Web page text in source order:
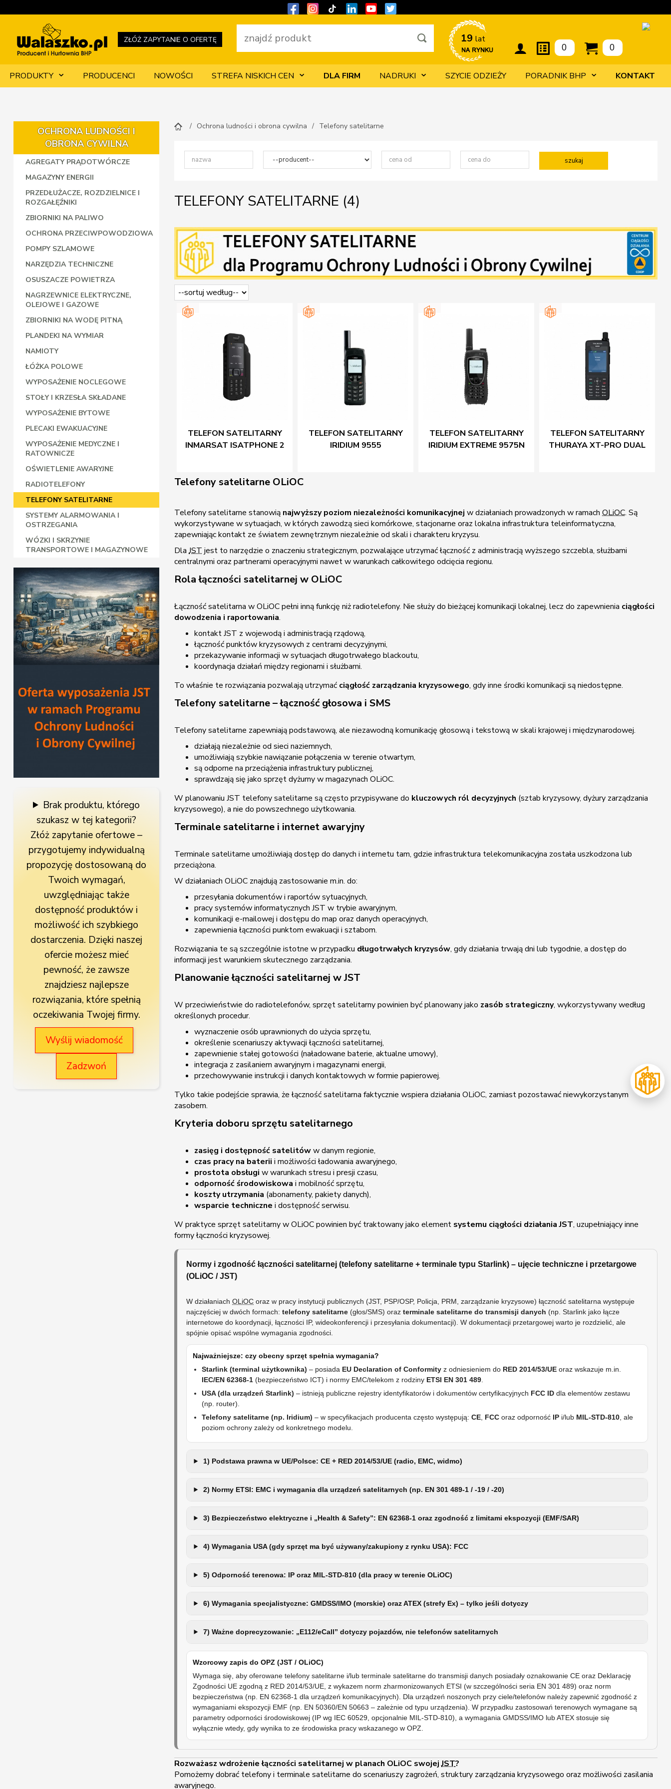
ZŁÓŻ ZAPYTANIE O OFERTĘ 19 lat
0 0
PRODUKTY PRODUCENCI NOWOŚCI STREFA NISKICH CEN DLA FIRM NADRUKI SZYCIE ODZIEŻY PORADNIK BHP KONTAKT
OCHRONA LUDNOŚCI I
OBRONA CYWILNA
AGREGATY PRĄDOTWÓRCZE
MAGAZYNY ENERGII
PRZEDŁUŻACZE, ROZDZIELNICE I
ROZGAŁĘŹNIKI
ZBIORNIKI NA PALIWO
OCHRONA PRZECIWPOWODZIOWA
POMPY SZLAMOWE
NARZĘDZIA TECHNICZNE
OSUSZACZE POWIETRZA
NAGRZEWNICE ELEKTRYCZNE,
OLEJOWE I GAZOWE
ZBIORNIKI NA WODĘ PITNĄ
PLANDEKI NA WYMIAR
NAMIOTY
ŁÓŻKA POLOWE
WYPOSAŻENIE NOCLEGOWE
STOŁY I KRZESŁA SKŁADANE
WYPOSAŻENIE BYTOWE
PLECAKI EWAKUACYJNE
WYPOSAŻENIE MEDYCZNE I
RATOWNICZE
OŚWIETLENIE AWARYJNE
RADIOTELEFONY
TELEFONY SATELITARNE
SYSTEMY ALARMOWANIA I
OSTRZEGANIA
WÓZKI I SKRZYNIE
TRANSPORTOWE I MAGAZYNOWE
Brak produktu, którego
szukasz w tej kategorii?
Złóż zapytanie ofertowe –
przygotujemy indywidualną
propozycję dostosowaną do
Twoich wymagań,
uwzględniając także
dostępność produktów i
możliwość ich szybkiego
dostarczenia. Dzięki naszej
ofercie możesz mieć
pewność, że zawsze
znajdziesz najlepsze
rozwiązania, które spełnią
oczekiwania Twojej firmy.
Wyślij wiadomość
Zadzwoń
Ochrona ludności i obrona cywilna Telefony satelitarne
TELEFONY SATELITARNE (4)
TELEFON SATELITARNY
INMARSAT ISATPHONE 2
TELEFON SATELITARNY
IRIDIUM 9555
TELEFON SATELITARNY
IRIDIUM EXTREME 9575N
TELEFON SATELITARNY
THURAYA XT-PRO DUAL
Telefony satelitarne OLiOC
Telefony satelitarne stanowią najwyższy poziom niezależności komunikacyjnej w działaniach prowadzonych w ramachOLiOC. Są
wykorzystywane w sytuacjach, w których zawodzą sieci komórkowe, stacjonarne oraz lokalna infrastruktura teleinformatyczna,
zapewniając kontakt ze światem zewnętrznym niezależnie od skali i charakteru kryzysu.
DlaJST jest to narzędzie o znaczeniu strategicznym, pozwalające utrzymać łączność z administracją wyższego szczebla, służbami
centralnymi oraz partnerami operacyjnymi nawet w warunkach całkowitego odcięcia regionu.
Rola łączności satelitarnej w OLiOC
Łączność satelitarna w OLiOC pełni inną funkcję niż radiotelefony. Nie służy do bieżącej komunikacji lokalnej, lecz do zapewnienia ciągłości
dowodzenia i raportowania.
kontakt JST z wojewodą i administracją rządową,
łączność punktów kryzysowych z centrami decyzyjnymi,
przekazywanie informacji w sytuacjach długotrwałego blackoutu,
koordynacja działań między regionami i służbami.
To właśnie te rozwiązania pozwalają utrzymać ciągłość zarządzania kryzysowego, gdy inne środki komunikacji są niedostępne.
Telefony satelitarne – łączność głosowa i SMS
Telefony satelitarne zapewniają podstawową, ale niezawodną komunikację głosową i tekstową w skali krajowej i międzynarodowej.
działają niezależnie od sieci naziemnych,
umożliwiają szybkie nawiązanie połączenia w terenie otwartym,
są odporne na przeciążenia infrastruktury publicznej,
sprawdzają się jako sprzęt dyżurny w magazynach OLiOC.
W planowaniu JST telefony satelitarne są często przypisywane do kluczowych ról decyzyjnych (sztab kryzysowy, dyżury zarządzania
kryzysowego), a nie do powszechnego użytkowania.
Terminale satelitarne i internet awaryjny
Terminale satelitarne umożliwiają dostęp do danych i internetu tam, gdzie infrastruktura telekomunikacyjna została uszkodzona lub
przeciążona.
W działaniach OLiOC znajdują zastosowanie m.in. do:
przesyłania dokumentów i raportów sytuacyjnych,
pracy systemów informatycznych JST w trybie awaryjnym,
komunikacji e-mailowej i dostępu do map oraz danych operacyjnych,
zapewnienia łączności punktom ewakuacji i sztabom.
Rozwiązania te są szczególnie istotne w przypadku długotrwałych kryzysów, gdy działania trwają dni lub tygodnie, a dostęp do
informacji jest warunkiem skutecznego zarządzania.
Planowanie łączności satelitarnej w JST
W przeciwieństwie do radiotelefonów, sprzęt satelitarny powinien być planowany jako zasób strategiczny, wykorzystywany według
określonych procedur.
wyznaczenie osób uprawnionych do użycia sprzętu,
określenie scenariuszy aktywacji łączności satelitarnej,
zapewnienie stałej gotowości (naładowane baterie, aktualne umowy),
integracja z zasilaniem awaryjnym i magazynami energii,
przechowywanie instrukcji i danych kontaktowych w formie papierowej.
Tylko takie podejście sprawia, że łączność satelitarna faktycznie wspiera działania OLiOC, zamiast pozostawać niewykorzystanym
zasobem.
Kryteria doboru sprzętu satelitarnego
zasięg i dostępność satelitóww danym regionie,
czas pracy na baterii i możliwości ładowania awaryjnego,
prostota obsługi w warunkach stresu i presji czasu,
odporność środowiskowa i mobilność sprzętu,
koszty utrzymania (abonamenty, pakiety danych),
wsparcie techniczne i dostępność serwisu.
W praktyce sprzęt satelitarny w OLiOC powinien być traktowany jako element systemu ciągłości działania JST, uzupełniający inne
formy łączności kryzysowej.
Normy i zgodność łączności satelitarnej (telefony satelitarne + terminale typu Starlink) – ujęcie techniczne i przetargowe
(OLiOC / JST)
W działaniachOLiOC oraz w pracy instytucji publicznych (JST, PSP/OSP, Policja, PRM, zarządzanie kryzysowe) łączność satelitarna występuje
najczęściej w dwóch formach:telefony satelitarne (głos/SMS) orazterminale satelitarne do transmisji danych (np. Starlink jako łącze
internetowe do koordynacji, łączności IP, wideokonferencji i przesyłania dokumentacji). W dokumentacji przetargowej warto je rozdzielić, ale
spójnie opisać wspólne wymagania zgodności.
Najważniejsze: czy obecny sprzęt spełnia wymagania?
Starlink (terminal użytkownika) – posiada EU Declaration of Conformity z odniesieniem do RED 2014/53/UE oraz wskazuje m.in.
IEC/EN 62368-1 (bezpieczeństwo ICT) i normy EMC/telekom z rodziny ETSI EN 301 489
USA (dla urządzeń Starlink) – istnieją publiczne rejestry identyfikatorów i dokumentów certyfikacyjnych FCC ID dla elementów zestawu
(np. router).
Telefony satelitarne (np. Iridium) – w specyfikacjach producenta często występują:CE FCC oraz odporność IP i/lub MIL-STD-810 , ale
poziom ochrony zależy od konkretnego modelu.
1) Podstawa prawna w UE/Polsce: CE + RED 2014/53/UE (radio, EMC, widmo)
2) Normy ETSI: EMC i wymagania dla urządzeń satelitarnych (np. EN 301 489-1 / -19 / -20)
3) Bezpieczeństwo elektryczne i „Health & Safety”: EN 62368-1 oraz zgodność z limitami ekspozycji (EMF/SAR)
4) Wymagania USA (gdy sprzęt ma być używany/zakupiony z rynku USA): FCC
5) Odporność terenowa: IP oraz MIL-STD-810 (dla pracy w terenie OLiOC)
6) Wymagania specjalistyczne: GMDSS/IMO (morskie) oraz ATEX (strefy Ex) – tylko jeśli dotyczy
7) Ważne doprecyzowanie: „E112/eCall” dotyczy pojazdów, nie telefonów satelitarnych
Wzorcowy zapis do OPZ (JST / OLiOC)
Wymaga się, aby oferowane telefony satelitarne i/lub terminale satelitarne do transmisji danych posiadały oznakowanie CE oraz Deklarację
Zgodności UE zgodną z RED 2014/53/UE, z wykazem norm zharmonizowanych ETSI (w szczególności seria EN 301 489) oraz norm
bezpieczeństwa (np. EN 62368-1 dla urządzeń komunikacyjnych). Dla urządzeń noszonych przy ciele/telefonów należy zapewnić zgodność z
wymaganiami ekspozycji EMF (np. EN 50360/EN 50663 – zależnie od typu urządzenia). W przypadku zastosowań terenowych wymagane są
parametry odporności środowiskowej (IP wg IEC 60529, opcjonalnie MIL-STD-810), a wymagania GMDSS/IMO lub ATEX stosuje się
wyłącznie wtedy, gdy wynika to ze środowiska pracy wskazanego w OPZ.
Rozważasz wdrożenie łączności satelitarnej w planach OLiOC swojejJST?
Pomożemy dobrać telefony i terminale satelitarne do scenariuszy zagrożeń, struktury zarządzania kryzysowego oraz możliwości zasilania
awaryjnego.